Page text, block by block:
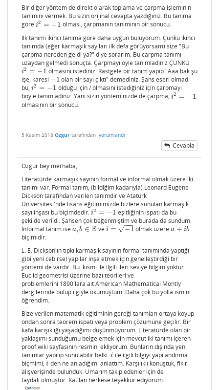
Bir diğer yöntem de direkt olarak toplama ve çarpma işleminin
tanımını vermek. Bu sizin orijinal cevapta yazdığınız. Bu tanıma
göre i2 = −1
i2 −1
olması, çarpmanın tanımının bir sonucu.
İlk tanımı ikinci tanıma göre daha uygun buluyorum. Çünkü ikinci
tanımda (eğer karmaşık sayıları ilk defa görüyorsam) size "Bu
çarpma nereden geldi ya?" diye sorarım. Bu carpma tanımı
uzaydan gelmedi sonuçta. Çarpmayı öyle tanımladınız ÇÜNKÜ
i2 = −1
i2 −1
olmasını istediniz. Rastgele bir tanım yapıp "Aaa bak şu
işe, karesi −1
−1 olan bir sayı çıktı" demediniz. Şans eseri olmadı
bu, i2 = −1
i2 −1
olduğu için / olmasını istediğiniz için çarpmayı
böyle tanımladınız. Yani sizin yönteminizde de çarpma, i2 = −1
i2 −1
olmasının bir sonucu.
5 Kasım 2018 Ozgur tarafından yorumlandı
Cevapla
Özgür bey merhaba,
Literatürde karmaşık sayının formal ve informal olmak üzere iki
tanımı var. Formal tanım, (bildiğim kadarıyla) Leonard Eugene
Dickson tarafından verilen tanımdır ve Atatürk
Üniversitesi'nde lisans eğitimimizde bizlere sunulan karmaşık
sayı inşası bu biçimdedir. i2 = −1
i2 −1
eşitliğinin ispatı da bu
şekilde verildi. Şahsen çok beğenmiştim ve burada da sundum.
İnformal tanım ise a, b ∈ R
a,b∈R vei = −1
−−
−
√
i=−1 olmak üzerea + ib
a+ib
biçimidir.
L. E. Dickson'ın tıpkı karmaşık sayının formal tanımında yaptığı
gibi yeni cebirsel yapılar inşa etmek için genelleştirdiği bir
yöntemi de vardır. Bu kısmı ile ilgili ileri seviye bilgim yoktur.
Euclid geometrisi üzerine bazı teorileri ve
problemlerini 1890'lara ait American Mathematical Montly
dergilerinde bulup ilgiyle okumuştum. Daha çok bu yolla ismini
öğrendim.
Bize verilen matematik eğitiminin gereği tanımları ortaya koyup
ondan sonra teorem ispatı veya problem çözümüne geçilir. Bir
kafa karışıklığı yaşadığımı düşünmüyorum. Literatürde olan bir
yaklaşımı sunduğumu belgelemek için mevcut iki tanımı içeren
proof.wiki sayfasının resmini ekliyorum. Bunların dışında yeni
tanımlar yapılıp sunulabilir belki. i
i ile ilgili bilgiyi yapılandırma
biçmimi, i
i den ne anladığımı anlattım. Karşılıklı konuştuk, fikir
alışverişinde bulunduk. Umarım takip edenler için de
faydalı olmuştur. Katılan herkese teşekkür ediyorum.